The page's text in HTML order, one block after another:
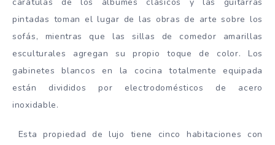
pintadas toman el lugar de las obras de arte sobre los
sofás, mientras que las sillas de comedor amarillas
esculturales agregan su propio toque de color. Los
gabinetes blancos en la cocina totalmente equipada
están divididos por electrodomésticos de acero
inoxidable.
Esta propiedad de lujo tiene cinco habitaciones con